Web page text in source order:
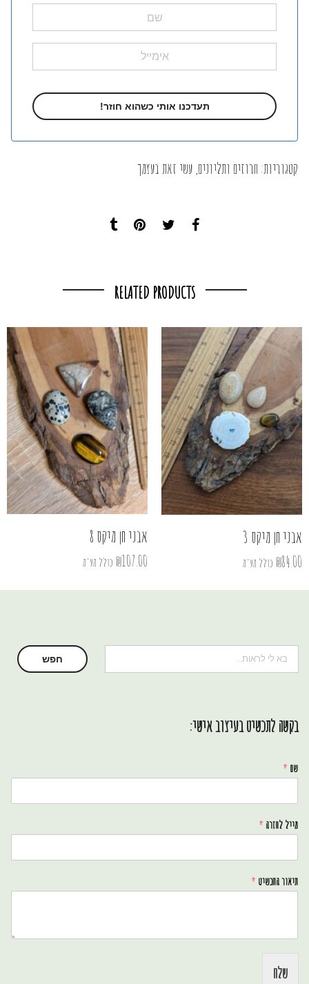
קטגוריות: חרוזים ותליונים עשי זאת בעצמך
RELATED PRODUCTS
אבני חן מיקס 3
₪84.00 כולל מע"מ
אבני חן מיקס 8
₪107.00 כולל מע"מ
חיפוש חפש
בקשה לתכשיט בעיצוב אישי:
שם *
מייל לחזרה *
תיאור התכשיט *
שלח